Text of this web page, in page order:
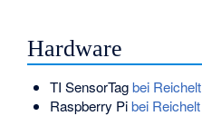
Hardware
TI SensorTagbei Reichelt
Raspberry Pibei Reichelt